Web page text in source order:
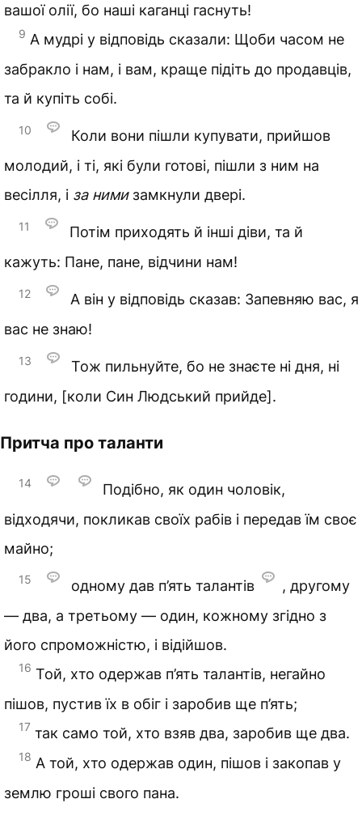
вашої олії, бо наші каганці гаснуть!
9 А мудрі у відповідь сказали: Щоби часом не
забракло і нам, і вам, краще підіть до продавців,
та й купіть собі.
10
Коли вони пішли купувати, прийшов
молодий, і ті, які були готові, пішли з ним на
весілля, і за нимизамкнули двері.
11
Потім приходять й інші діви, та й
кажуть: Пане, пане, відчини нам!
12
А він у відповідь сказав: Запевняю вас, я
вас не знаю!
13
Тож пильнуйте, бо не знаєте ні дня, ні
години, [коли Син Людський прийде].
Притча про таланти
14
Подібно, як один чоловік,
відходячи, покликав своїх рабів і передав їм своє
майно;
15 одному дав п’ять талантів
, другому
— два, а третьому — один, кожному згідно з
його спроможністю, і відійшов.
16 Той, хто одержав п’ять талантів, негайно
пішов, пустив їх в обіг і заробив ще п’ять;
17 так само той, хто взяв два, заробив ще два.
18 А той, хто одержав один, пішов і закопав у
землю гроші свого пана.